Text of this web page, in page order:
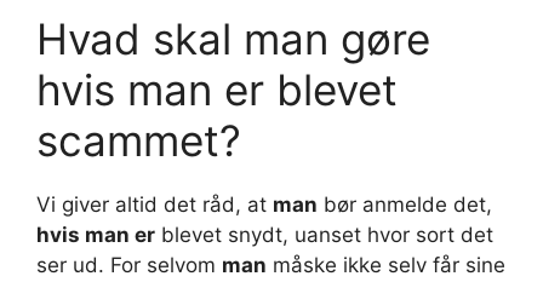
Hvad skal man gøre
hvis man er blevet
scammet?
Vi giver altid det råd, at man bør anmelde det,
hvis man er blevet snydt, uanset hvor sort det
ser ud. For selvom man måske ikke selv får sine